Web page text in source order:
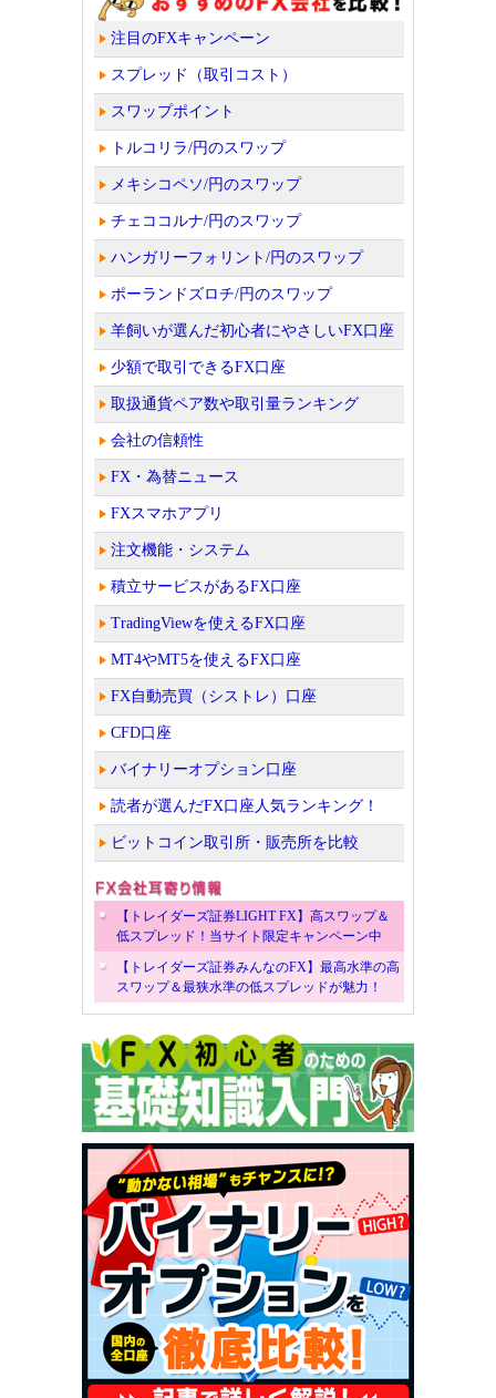
注目のFXキャンペーン
スプレッド（取引コスト）
スワップポイント
トルコリラ/円のスワップ
メキシコペソ/円のスワップ
チェココルナ/円のスワップ
ハンガリーフォリント/円のスワップ
ポーランドズロチ/円のスワップ
羊飼いが選んだ初心者にやさしいFX口座
少額で取引できるFX口座
取扱通貨ペア数や取引量ランキング
会社の信頼性
FX・為替ニュース
FXスマホアプリ
注文機能・システム
積立サービスがあるFX口座
TradingViewを使えるFX口座
MT4やMT5を使えるFX口座
FX自動売買（シストレ）口座
CFD口座
バイナリーオプション口座
読者が選んだFX口座人気ランキング！
ビットコイン取引所・販売所を比較
【トレイダーズ証券LIGHT FX】高スワップ＆
低スプレッド！当サイト限定キャンペーン中
【トレイダーズ証券みんなのFX】最高水準の高
スワップ＆最狭水準の低スプレッドが魅力！